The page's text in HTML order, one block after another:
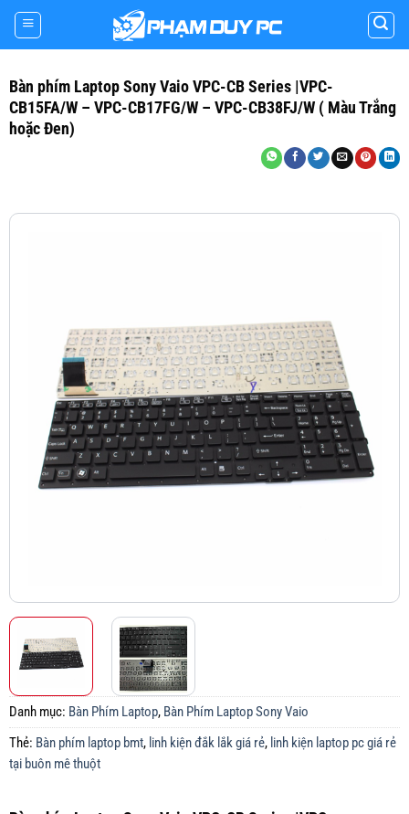
Skip
content
Bàn phím Laptop Sony Vaio VPC-CB Series |VPC-
CB15FA/W – VPC-CB17FG/W – VPC-CB38FJ/W ( Màu Trắng
hoặc Đen)
Danh mục: Bàn Phím Laptop, Bàn Phím Laptop Sony Vaio
Thẻ: Bàn phím laptop bmt, linh kiện đắk lắk giá rẻ, linh kiện laptop pc giá rẻ
tại buôn mê thuột